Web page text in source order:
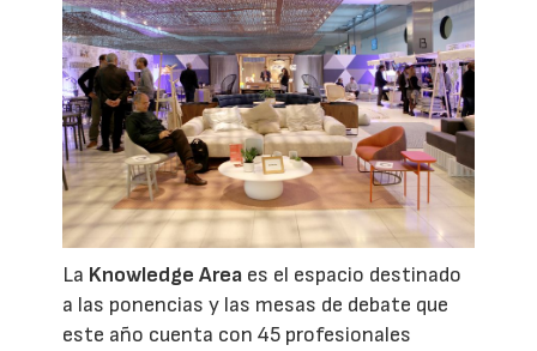
La Knowledge Area es el espacio destinado
a las ponencias y las mesas de debate que
este año cuenta con 45 profesionales